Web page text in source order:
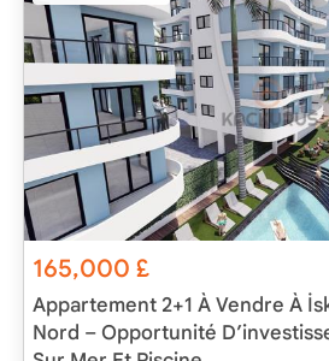
165,000£
Appartement 2+1 À Vendre À
Nord – Opportunité